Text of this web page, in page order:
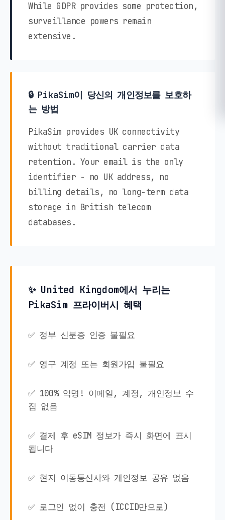
While GDPR provides some protection,
surveillance powers remain
extensive.
🔒 PikaSim이 당신의 개인정보를 보호하
는 방법
PikaSim provides UK connectivity
without traditional carrier data
retention. Your email is the only
identifier - no UK address, no
billing details, no long-term data
storage in British telecom
databases.
✨ United Kingdom에서 누리는
PikaSim 프라이버시 혜택
✅ 정부 신분증 인증 불필요
✅ 영구 계정 또는 회원가입 불필요
✅ 100% 익명! 이메일, 계정, 개인정보 수
집 없음
✅ 결제 후 eSIM 정보가 즉시 화면에 표시
됩니다
✅ 현지 이동통신사와 개인정보 공유 없음
✅ 로그인 없이 충전 (ICCID만으로)